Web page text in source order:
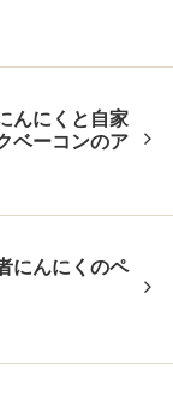
んにくと自家
ベーコンのア
にんにくのペ